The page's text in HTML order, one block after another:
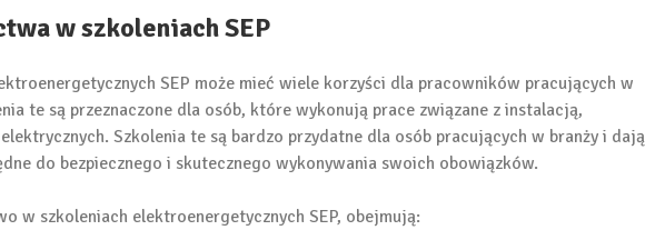
w szkoleniach SEP
SEP może mieć wiele korzyści dla pracowników pracujących w
te są przeznaczone dla osób, które wykonują prace związane z instalacją,
Szkolenia te są bardzo przydatne dla osób pracujących w branży i dają
do bezpiecznego i skutecznego wykonywania swoich obowiązków.
w szkoleniach elektroenergetycznych SEP, obejmują: